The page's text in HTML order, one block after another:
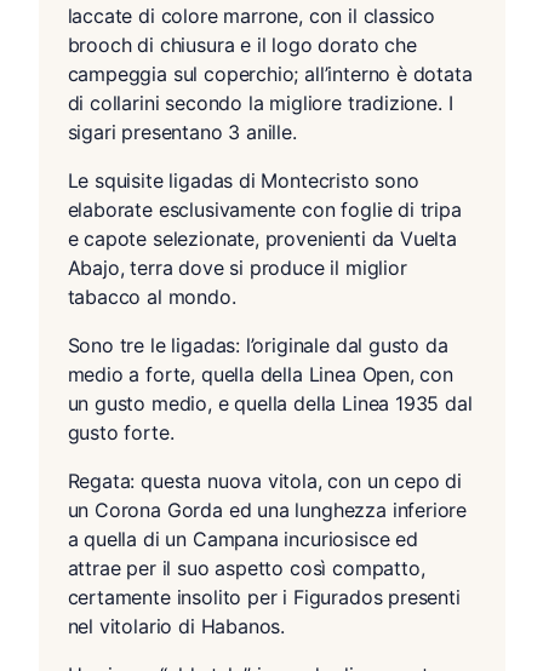
laccate di colore marrone, con il classico
brooch di chiusura e il logo dorato che
campeggia sul coperchio; all’interno è dotata
di collarini secondo la migliore tradizione. I
sigari presentano 3 anille.
Le squisite ligadas di Montecristo sono
elaborate esclusivamente con foglie di tripa
e capote selezionate, provenienti da Vuelta
Abajo, terra dove si produce il miglior
tabacco al mondo.
Sono tre le ligadas: l’originale dal gusto da
medio a forte, quella della Linea Open, con
un gusto medio, e quella della Linea 1935 dal
gusto forte.
Regata: questa nuova vitola, con un cepo di
un Corona Gorda ed una lunghezza inferiore
a quella di un Campana incuriosisce ed
attrae per il suo aspetto così compatto,
certamente insolito per i Figurados presenti
nel vitolario di Habanos.